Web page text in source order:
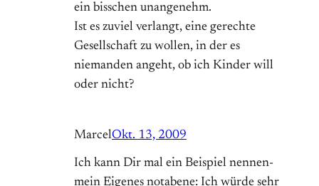
ein bisschen unangenehm.
Ist es zuviel verlangt, eine gerechte
Gesellschaft zu wollen, in der es
niemanden angeht, ob ich Kinder will
oder nicht?
MarcelOkt. 13, 2009
Ich kann Dir mal ein Beispiel nennen-
mein Eigenes notabene: Ich würde sehr